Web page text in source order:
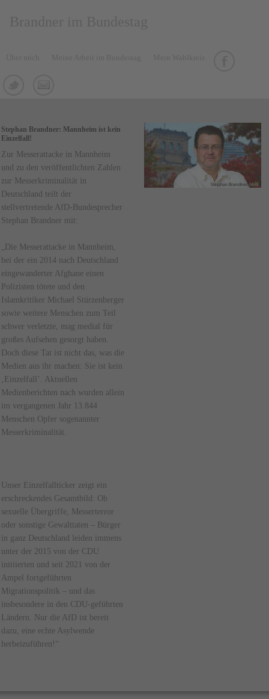
Stephan Brandner: Mannheim ist kein
Einzelfall!
Zur Messerattacke in Mannheim
und zu den veröffentlichten Zahlen
zur Messerkriminalität in
Deutschland teilt der
stellvertretende AfD-Bundesprecher
Stephan Brandner mit:
„Die Messerattacke in Mannheim,
bei der ein 2014 nach Deutschland
eingewanderter Afghane einen
Polizisten tötete und den
Islamkritiker Michael Stürzenberger
sowie weitere Menschen zum Teil
schwer verletzte, mag medial für
großes Aufsehen gesorgt haben.
Doch diese Tat ist nicht das, was die
Medien aus ihr machen: Sie ist kein
‚Einzelfall’. Aktuellen
Medienberichten nach wurden allein
im vergangenen Jahr 13.844
Menschen Opfer sogenannter
Messerkriminalität.
Unser Einzelfallticker zeigt ein
erschreckendes Gesamtbild: Ob
sexuelle Übergriffe, Messerterror
oder sonstige Gewalttaten – Bürger
in ganz Deutschland leiden immens
unter der 2015 von der CDU
initiierten und seit 2021 von der
Ampel fortgeführten
Migrationspolitik – und das
insbesondere in den CDU-geführten
Ländern. Nur die AfD ist bereit
dazu, eine echte Asylwende
herbeizuführen!“